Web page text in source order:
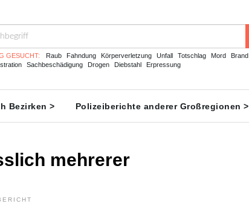
GESUCHT: Raub Fahndung Körperverletzung Unfall Totschlag Mord Brand
Sachbeschädigung Drogen Diebstahl Erpressung
Bezirken > Polizeiberichte anderer Großregionen >
mehrerer